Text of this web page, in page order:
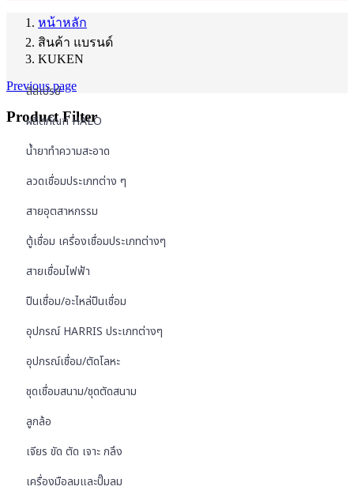
หน้าหลัก
สินค้า แบรนด์
KUKEN
Previous page
Product Filter
สีสเปรย์
ผลิตภัณฑ์ HALO
น้ำยาทำความสะอาด
ลวดเชื่อมประเภทต่าง ๆ
สายอุตสาหกรรม
ตู้เชื่อม เครื่องเชื่อมประเภทต่างๆ
สายเชื่อมไฟฟ้า
ปืนเชื่อม/อะไหล่ปืนเชื่อม
อุปกรณ์ HARRIS ประเภทต่างๆ
อุปกรณ์เชื่อม/ตัดโลหะ
ชุดเชื่อมสนาม/ชุดตัดสนาม
ลูกล้อ
เจียร ขัด ตัด เจาะ กลึง
เครื่องมือลมและปั๊มลม